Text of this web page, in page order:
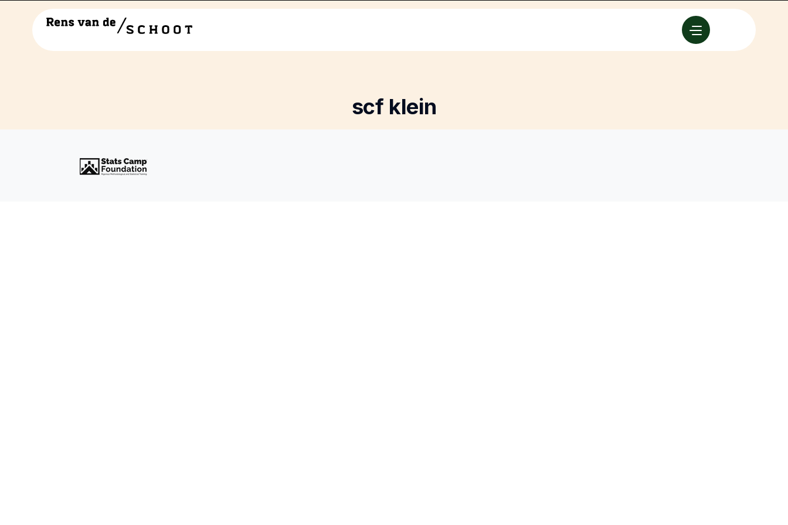
scf klein